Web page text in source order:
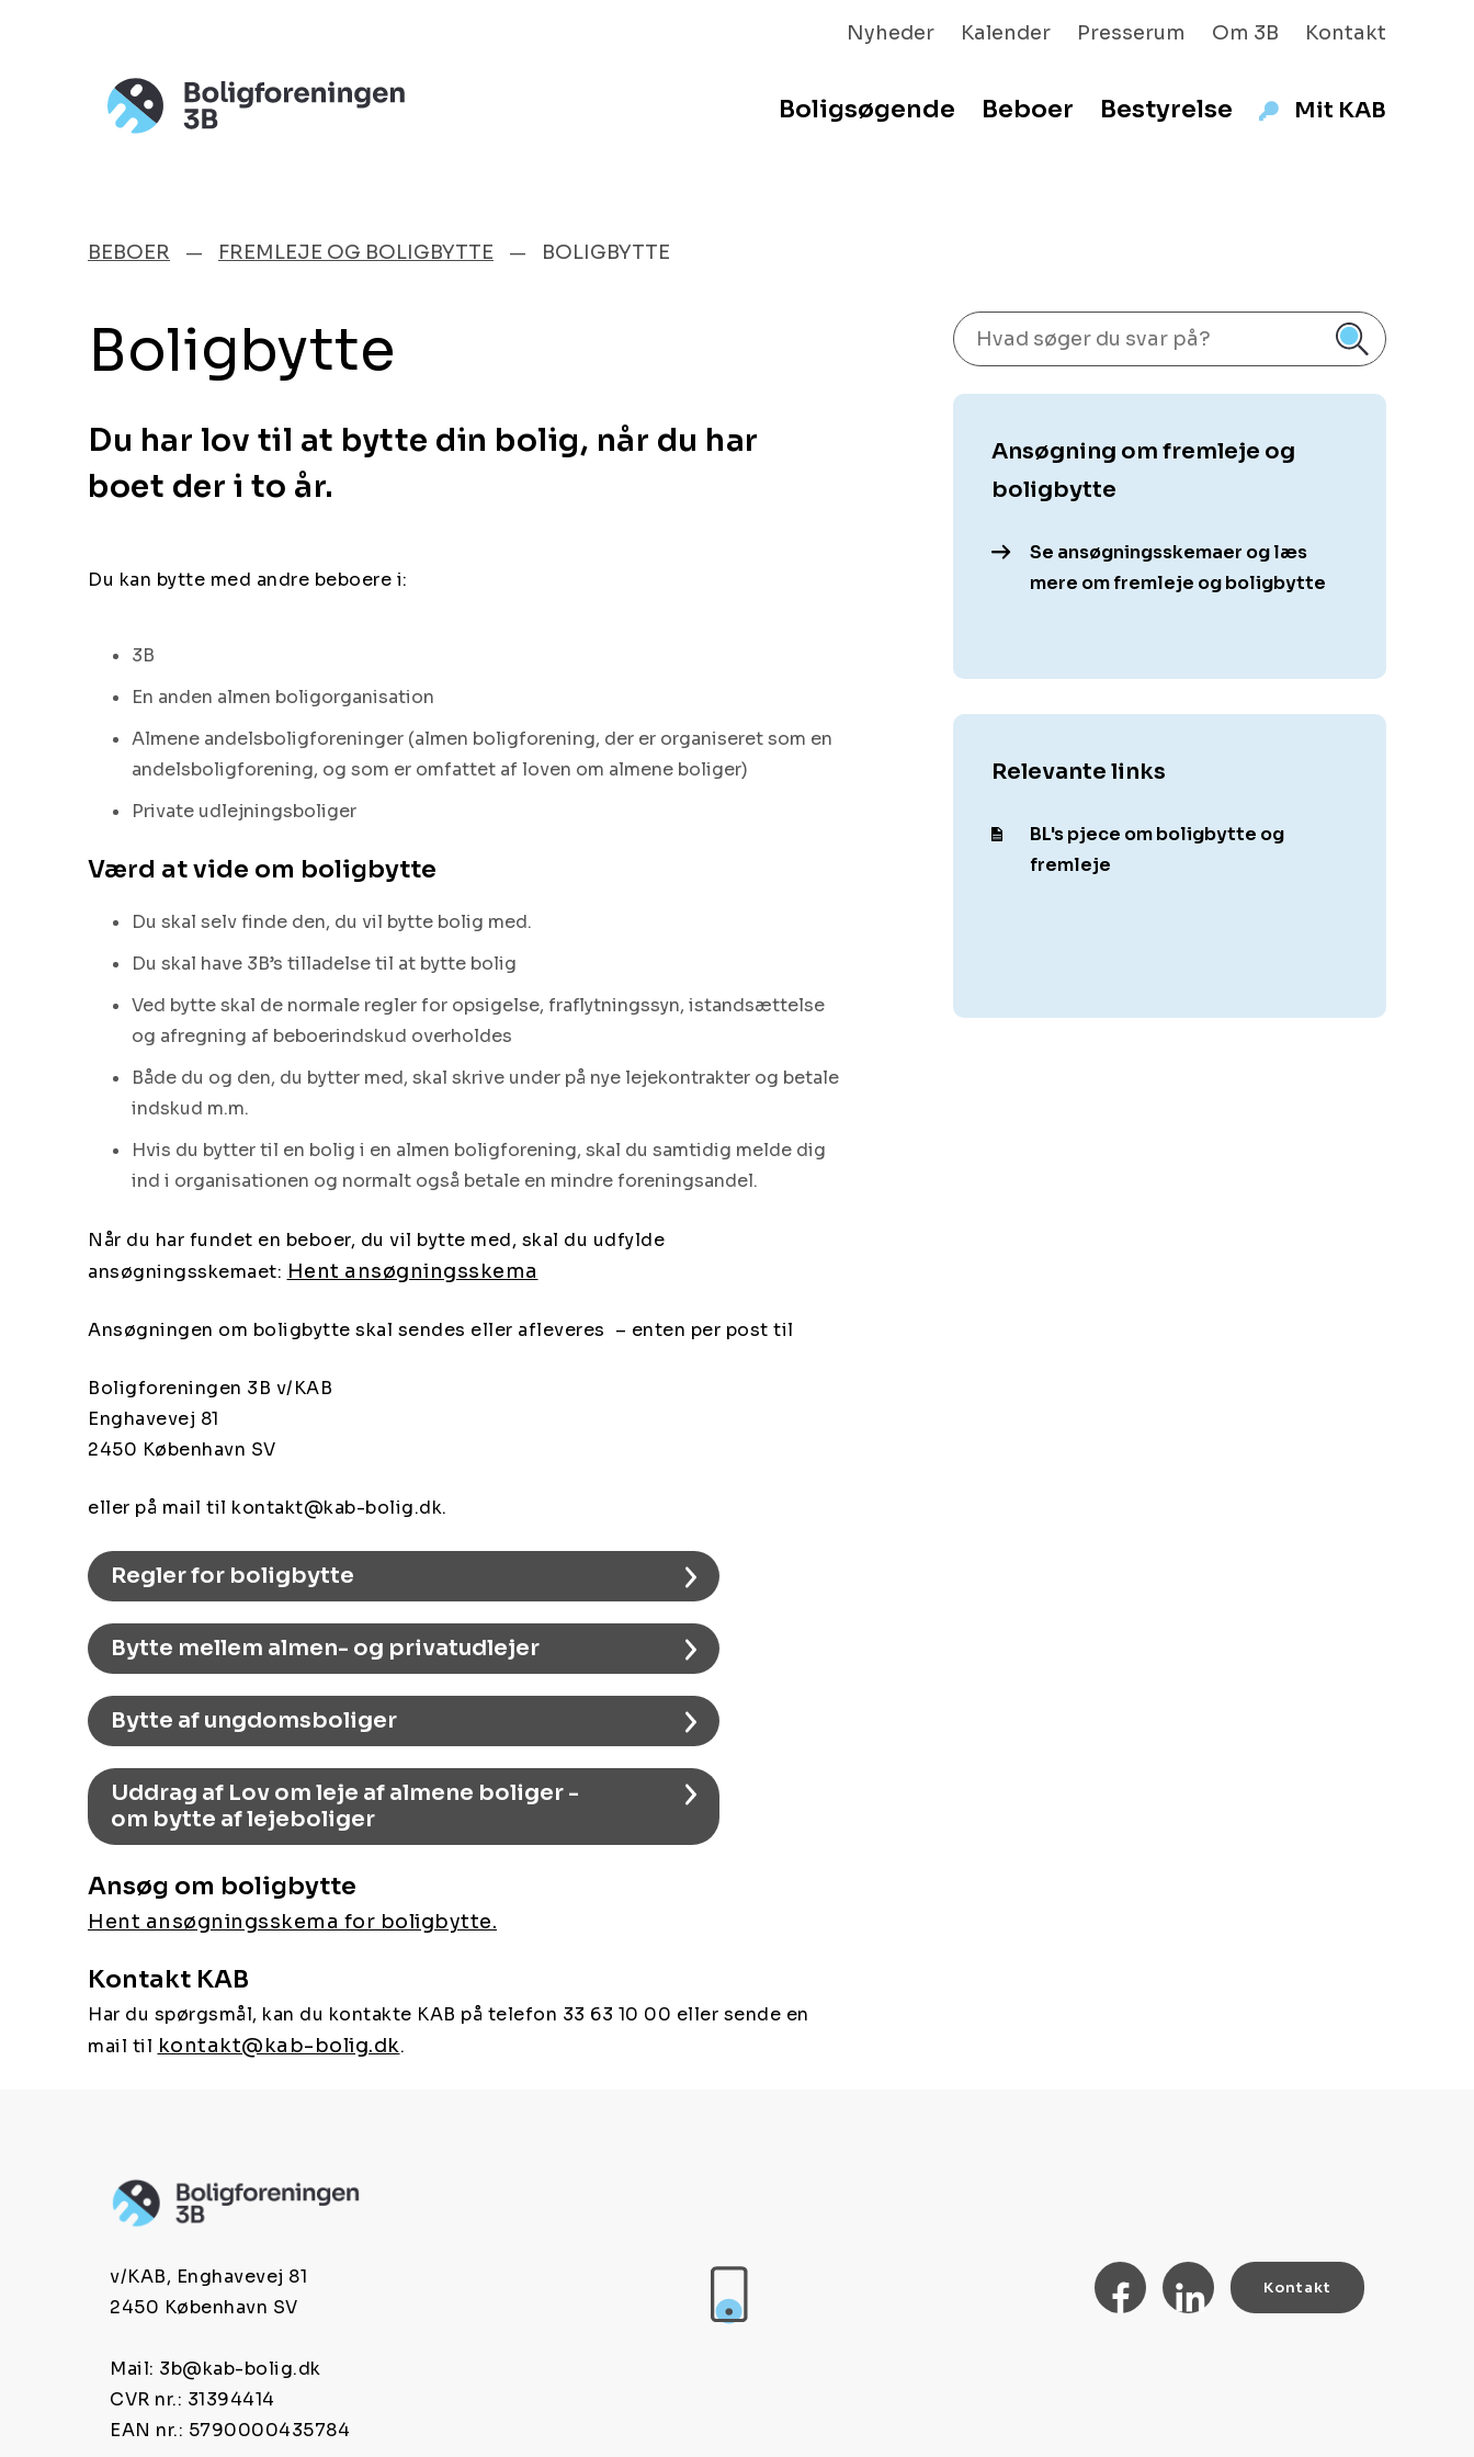
Nyheder Kalender Presserum Om 3B Kontakt
Boligsøgende Beboer Bestyrelse Mit KAB
BEBOER FREMLEJE OG BOLIGBYTTE BOLIGBYTTE
Boligbytte
Du har lov til at bytte din bolig, når du har
boet der i to år.
Du kan bytte med andre beboere i:
3B
En anden almen boligorganisation
Almene andelsboligforeninger (almen boligforening, der er organiseret som en
andelsboligforening, og som er omfattet af loven om almene boliger)
Private udlejningsboliger
Værd at vide om boligbytte
Du skal selv finde den, du vil bytte bolig med.
Du skal have 3B’s tilladelse til at bytte bolig
Ved bytte skal de normale regler for opsigelse, fraflytningssyn, istandsættelse
og afregning af beboerindskud overholdes
Både du og den, du bytter med, skal skrive under på nye lejekontrakter og betale
indskud m.m.
Hvis du bytter til en bolig i en almen boligforening, skal du samtidig melde dig
ind i organisationen og normalt også betale en mindre foreningsandel.
Når du har fundet en beboer, du vil bytte med, skal du udfylde
ansøgningsskemaet: Hent ansøgningsskema
Ansøgningen om boligbytte skal sendes eller afleveres – enten per post til
Boligforeningen 3B v/KAB
Enghavevej 81
2450 København SV
eller på mail til kontakt@kab-bolig.dk.
Regler for boligbytte
Bytte mellem almen- og privatudlejer
Bytte af ungdomsboliger
Uddrag af Lov om leje af almene boliger -
om bytte af lejeboliger
Ansøg om boligbytte
Hent ansøgningsskema for boligbytte.
Kontakt KAB
Har du spørgsmål, kan du kontakte KAB på telefon 33 63 10 00 eller sende en
mail til kontakt@kab-bolig.dk.
Ansøgning om fremleje og
boligbytte
Se ansøgningsskemaer og læs
mere om fremleje og boligbytte
Relevante links
BL's pjece om boligbytte og
fremleje
v/KAB, Enghavevej 81
2450 København SV
Mail: 3b@kab-bolig.dk
CVR nr.: 31394414
EAN nr.: 5790000435784
Kontakt